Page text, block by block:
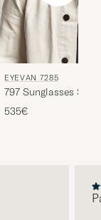
EYEVAN 7285
797 Sunglasses
535€